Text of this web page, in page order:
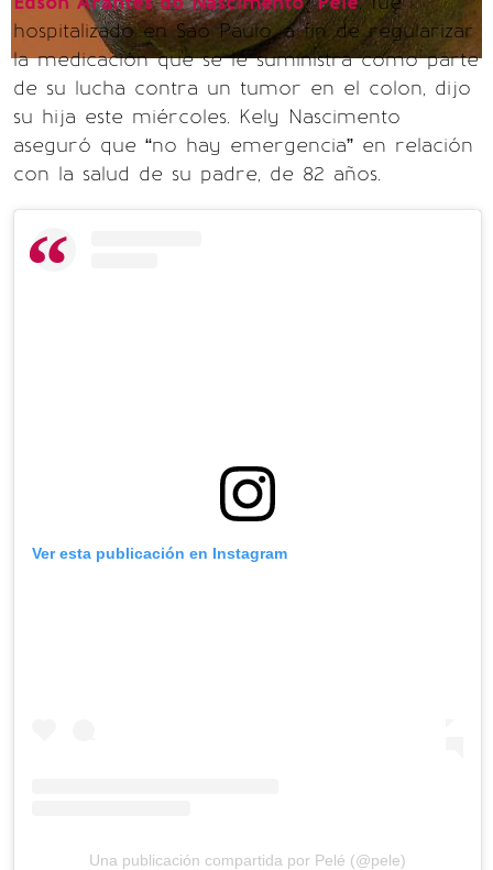
hospitalizado en Sao Paulo, a fin de regularizar
la medicación que se le suministra como parte
de su lucha contra un tumor en el colon, dijo
su hija este miércoles. Kely Nascimento
aseguró que “no hay emergencia” en relación
con la salud de su padre, de 82 años.
Ver esta publicación en Instagram
Una publicación compartida por Pelé (@pele)